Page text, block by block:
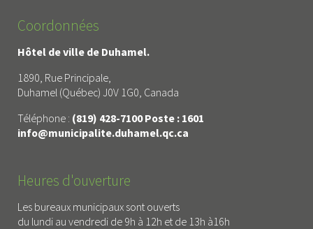
Coordonnées
Hôtel de ville de Duhamel.
1890, Rue Principale,
Duhamel (Québec) J0V 1G0, Canada
Téléphone : (819) 428-7100 Poste : 1601
info@municipalite.duhamel.qc.ca
Heures d'ouverture
Les bureaux municipaux sont ouverts
du lundi au vendredi de 9h à 12h et de 13h à16h